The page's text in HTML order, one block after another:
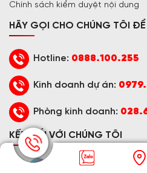
Chính sách kiểm duyệt nội dung
HÃY GỌI CHO CHÚNG TÔI
Hotline: 0888.100.255
Kinh doanh dự án:
Phòng kinh doanh:
KẾT NỐI VỚI CHÚNG TÔI